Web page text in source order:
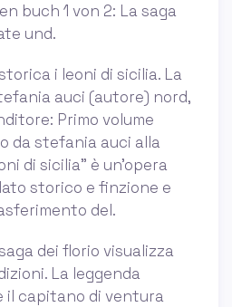
buch 1 von 2: La saga
und.
i leoni di sicilia. La
auci (autore) nord,
Primo volume
da stefania auci alla
di sicilia” è un’opera
storico e finzione e
del.
dei florio visualizza
La leggenda
il capitano di ventura